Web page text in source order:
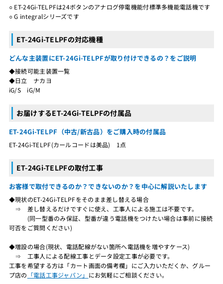
○ ET-24Gi-TELPFは24ボタンのアナログ停電機能付標準多機能電話機です
○ G integralシリーズです
ET-24Gi-TELPFの対応機種
どんな主装置にET-24Gi-TELPFが取り付けできるの？をご説明
◆接続可能主装置一覧
◆日立 ナカヨ
iG/S iG/M
お届けするET-24Gi-TELPFの付属品
ET-24Gi-TELPF（中古/新古品）をご購入時の付属品
ET-24Gi-TELPF(カールコードは美品) 1点
ET-24Gi-TELPFの取付工事
お客様で取付できるのか？できないのか？を中心に解説いたします
◆現状のET-24Gi-TELPFをそのまま差し替える場合
⇒ 差し替えるだけですぐに使え、工事人による施工は不要です。
(同一型番のみ保証、型番が違う電話機をつけたい場合は事前に接続
可否をご質問ください)
◆増設の場合(現状、電話配線がない箇所へ電話機を増やすケース)
⇒ 工事人による配線工事とデータ設定工事が必要です。
工事を希望する方は「カート画面の備考欄」にご入力いただくか、グルー
プ店の 「電話工事ジャパン」 にお気軽にご相談ください。